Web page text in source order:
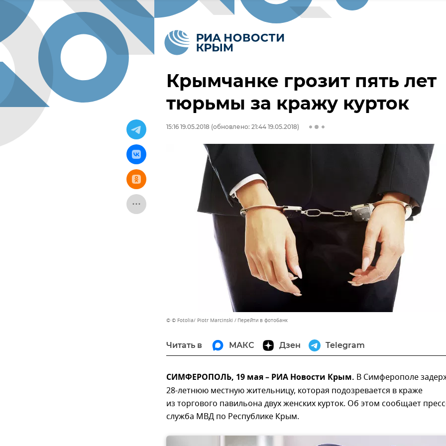
Крымчанке грозит пять лет
тюрьмы за кражу курток
15:16 19.05.2018 (обновлено: 21:44 19.05.2018)
© © Fotolia/ Piotr Marcinski Перейти в фотобанк
Читать в МАКС Дзен Telegram
СИМФЕРОПОЛЬ, 19 мая – РИА Новости Крым. В Симферополе
28-летнюю местную жительницу, которая подозревается в краже
из торгового павильона двух женских курток. Об этом сообщает
служба МВД по Республике Крым.